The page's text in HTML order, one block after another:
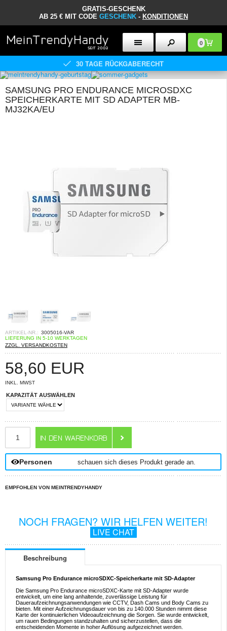
GRATIS-GESCHENK
AB 25 € MIT CODE GESCHENK - KONDITIONEN
0
30 TAGE RÜCKGABERECHT
SAMSUNG PRO ENDURANCE MICROSDXC
SPEICHERKARTE MIT SD ADAPTER MB-
MJ32KA/EU
ARTIKEL-NR.: 3005016-VAR
LIEFERUNG IN 5-10 WERKTAGEN
ZZGL. VERSANDKOSTEN
58,60 EUR
INKL. MWST
KAPAZITÄT AUSWÄHLEN
Personen schauen sich dieses Produkt gerade an.
EMPFOHLEN VON MEINTRENDYHANDY
NOCH FRAGEN? WIR HELFEN WEITER!
LIVE CHAT
Beschreibung
Samsung Pro Endurance microSDXC-Speicherkarte mit SD-Adapter
Die Samsung Pro Endurance microSDXC-Karte mit SD-Adapter wurde
entwickelt, um eine lang anhaltende, zuverlässige Leistung für
Daueraufzeichnungsanwendungen wie CCTV, Dash Cams und Body Cams zu
bieten. Mit einer Aufzeichnungsdauer von bis zu 140.000 Stunden nimmt diese
Karte der kontinuierlichen Videoaufzeichnung die Sorgen. Sie wurde entwickelt,
um rauen Bedingungen standzuhalten und sicherzustellen, dass die
entscheidenden Momente in hoher Auflösung aufgezeichnet werden.